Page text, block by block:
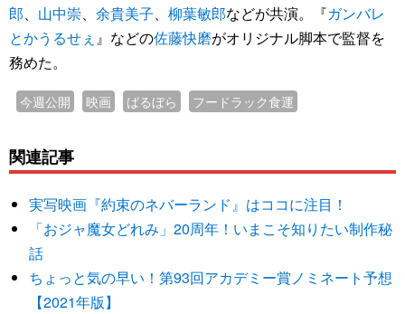
郎、 山中崇、 余貴美子、 柳葉敏郎などが共演。『ガンバレ
とかうるせぇ 』などの佐藤快磨がオリジナル脚本で監督を
務めた。
今週公開 映画 ばるぼら フードラック食運
関連記事
実写映画『約束のネバーランド』はココに注目！
「おジャ魔女どれみ」20周年！いまこそ知りたい制作秘
話
ちょっと気の早い！第93回アカデミー賞ノミネート予想
【2021年版】